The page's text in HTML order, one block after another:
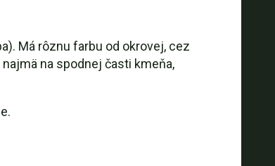
Má rôznu farbu od okrovej, cez
na spodnej časti kmeňa,